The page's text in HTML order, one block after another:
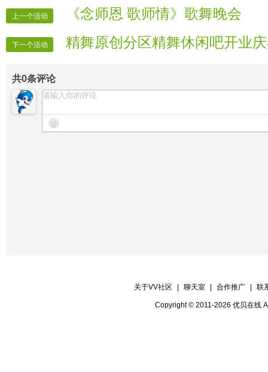
【晚会护麦】 简单
【晚会递麦】 绝哥
【晚会秩序】 房间管理4名
上一个活动 《念师恩 歌师情》歌舞晚会
下一个活动 精舞原创分区精舞休闲吧开业
共0条评论
关于VV社区 聊天室 合作推广 联
Copyright © 2011-2026 优贝在线